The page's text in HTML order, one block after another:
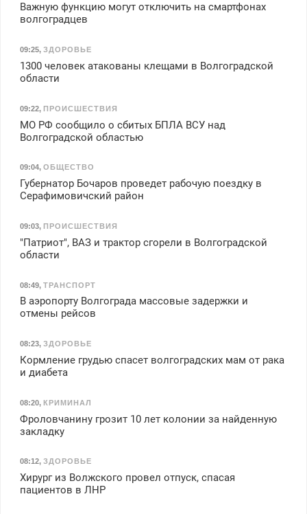
Важную функцию могут отключить на смартфонах
волгоградцев
09:25, ЗДОРОВЬЕ
1300 человек атакованы клещами в Волгоградской
области
09:22, ПРОИСШЕСТВИЯ
МО РФ сообщило о сбитых БПЛА ВСУ над
Волгоградской областью
09:04, ОБЩЕСТВО
Губернатор Бочаров проведет рабочую поездку в
Серафимовичский район
09:03, ПРОИСШЕСТВИЯ
"Патриот", ВАЗ и трактор сгорели в Волгоградской
области
08:49, ТРАНСПОРТ
В аэропорту Волгограда массовые задержки и
отмены рейсов
08:23, ЗДОРОВЬЕ
Кормление грудью спасет волгоградских мам от рака
и диабета
08:20, КРИМИНАЛ
Фроловчанину грозит 10 лет колонии за найденную
закладку
08:12, ЗДОРОВЬЕ
Хирург из Волжского провел отпуск, спасая
пациентов в ЛНР